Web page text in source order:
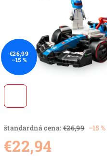
štandardná cena: €26,99 –15 %
€22,94
€26,99
–15 %